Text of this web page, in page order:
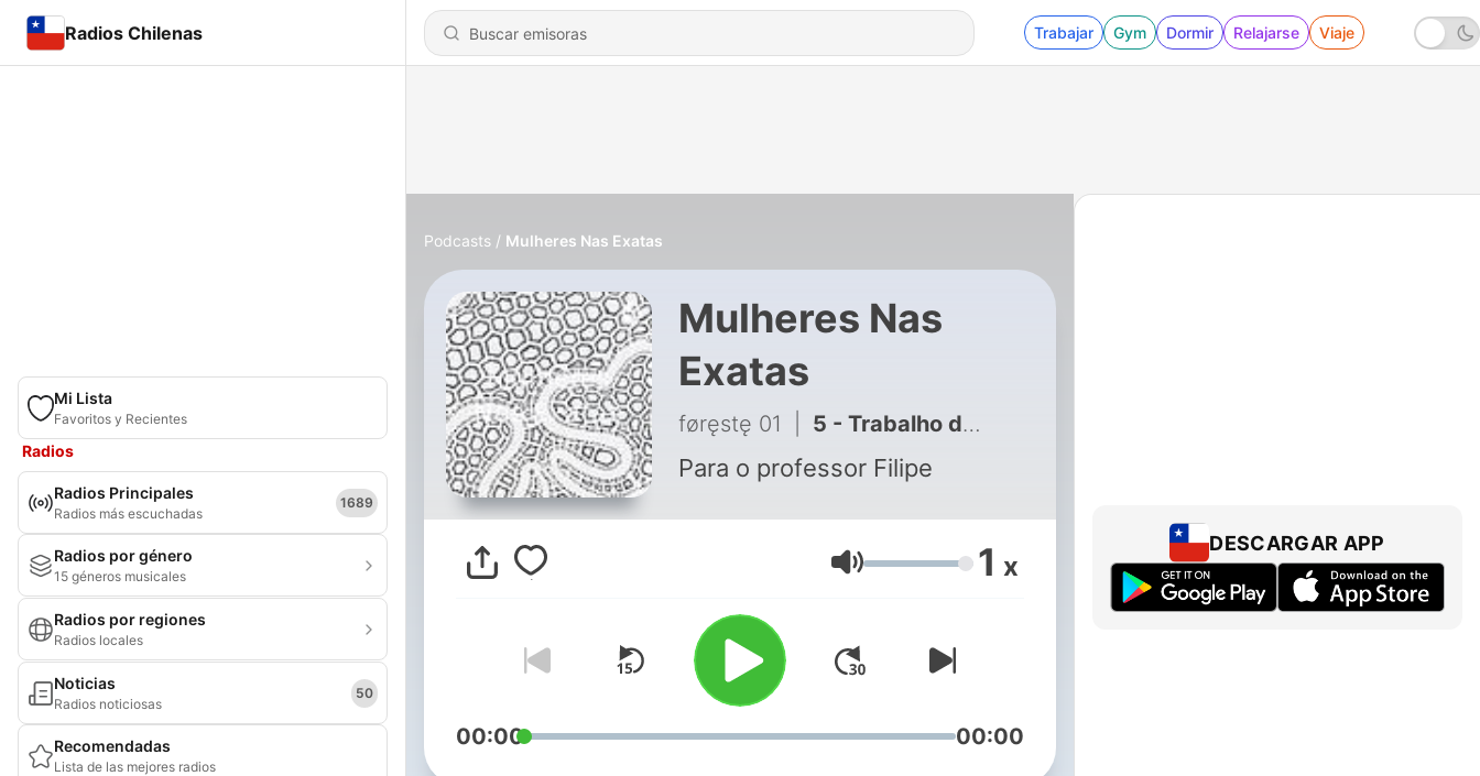
Radios Chilenas Trabajar Gym Dormir Relajarse Viaje
Mi Lista
Favoritos y Recientes
Radios
Radios Principales
Radios más escuchadas
1689
Radios por género
15 géneros musicales
Radios por regiones
Radios locales
Noticias
Radios noticiosas
50
Recomendadas
Lista de las mejores radios
Podcasts Mulheres Nas Exatas
Mulheres Nas
Exatas
føręstę 01 5 - Trabalho de Matemática--PodCast!!!
Para o professor Filipe
Volumen 1 x
00:00 00:00
DESCARGAR APP